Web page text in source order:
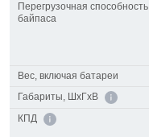
Перегрузочная способность
байпаса
Вес, включая батареи
Габариты, ШхГхВ
КПД